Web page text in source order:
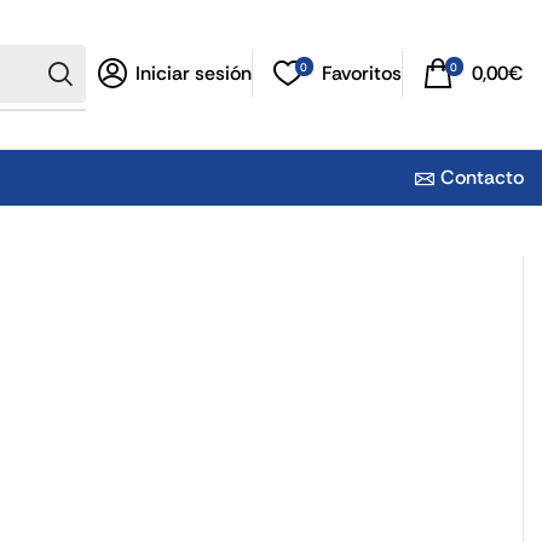
Iniciar sesión 0 Favoritos 0 0,00€
Contacto